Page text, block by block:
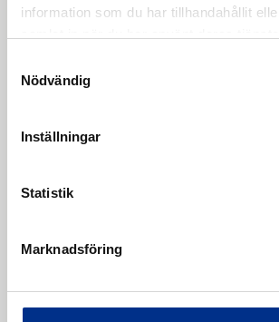
information som du har tillhandahållit
Nödvändig
Inställningar
Statistik
Marknadsföring
saltsyrabehållare
tillverka ett mindre tryckkärl vars